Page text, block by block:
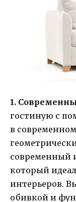
1.
гостиную с
в
современный
который
интерьеров.
обивкой и